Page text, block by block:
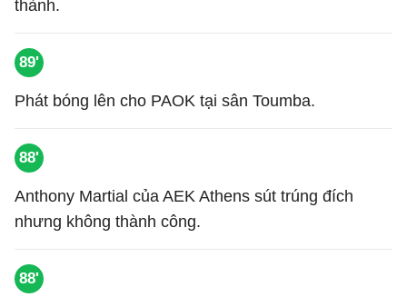
thành.
89'
Phát bóng lên cho PAOK tại sân Toumba.
88'
Anthony Martial của AEK Athens sút trúng đích
nhưng không thành công.
88'